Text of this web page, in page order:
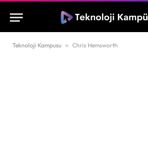
Teknoloji Kampusu » Chris Hemsworth